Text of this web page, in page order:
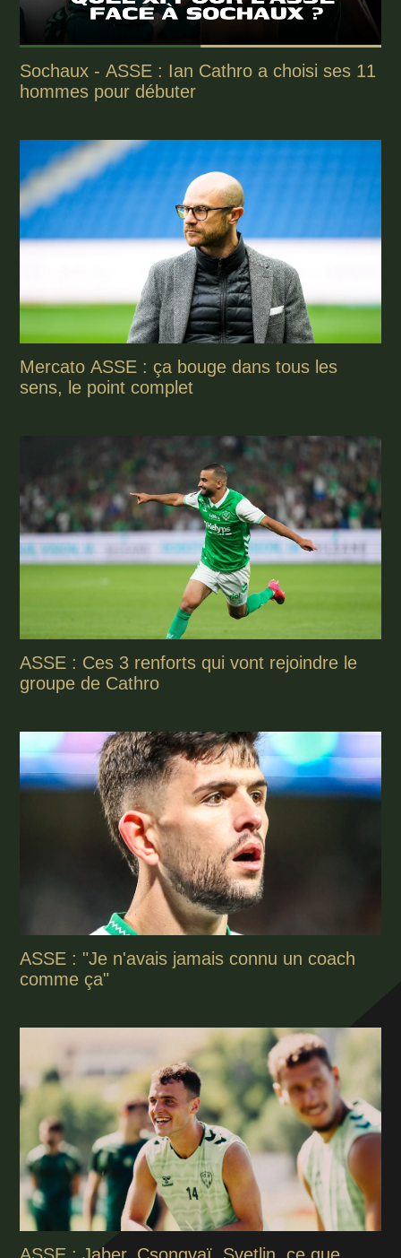
Sochaux - ASSE : Ian Cathro a choisi ses 11
hommes pour débuter
Mercato ASSE : ça bouge dans tous les
sens, le point complet
ASSE : Ces 3 renforts qui vont rejoindre le
groupe de Cathro
ASSE : "Je n'avais jamais connu un coach
comme ça"